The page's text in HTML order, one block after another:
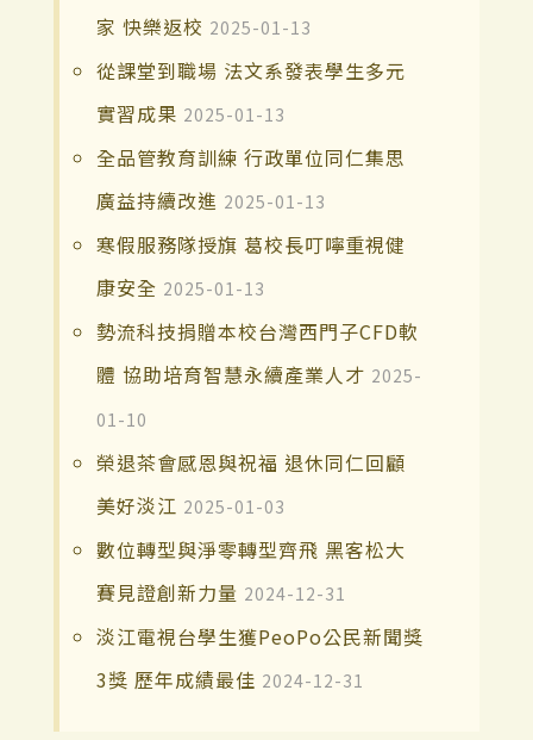
家 快樂返校 2025-01-13
從課堂到職場 法文系發表學生多元
實習成果 2025-01-13
全品管教育訓練 行政單位同仁集思
廣益持續改進 2025-01-13
寒假服務隊授旗 葛校長叮嚀重視健
康安全 2025-01-13
勢流科技捐贈本校台灣西門子CFD軟
體 協助培育智慧永續產業人才 2025-
01-10
榮退茶會感恩與祝福 退休同仁回顧
美好淡江 2025-01-03
數位轉型與淨零轉型齊飛 黑客松大
賽見證創新力量 2024-12-31
淡江電視台學生獲PeoPo公民新聞獎
3獎 歷年成績最佳 2024-12-31